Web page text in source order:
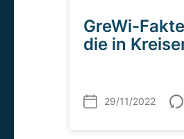
GreWi-
die in
29/11/2022